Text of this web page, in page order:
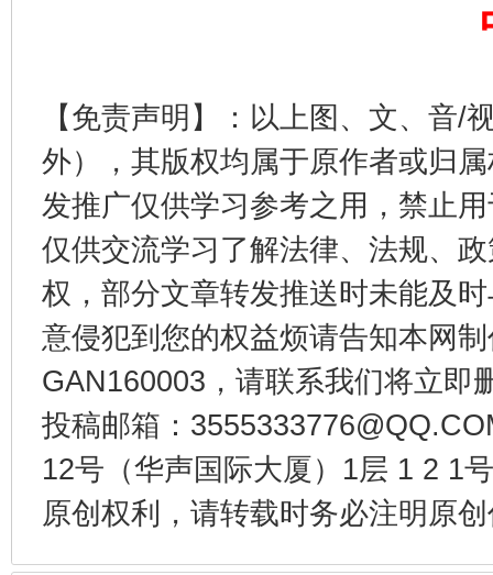
【免责声明】：以上图、文、音/
外），其版权均属于原作者或归
发推广仅供学习参考之用，禁止
仅供交流学习了解法律、法规、
权，部分文章转发推送时未能及
意侵犯到您的权益烦请告知本网
GAN160003，请联系我们将立即
投稿邮箱：
12号（华声国际大厦）1层 1 2 1
原创权利，请转载时务必注明原
千年窑火 生生不息 一